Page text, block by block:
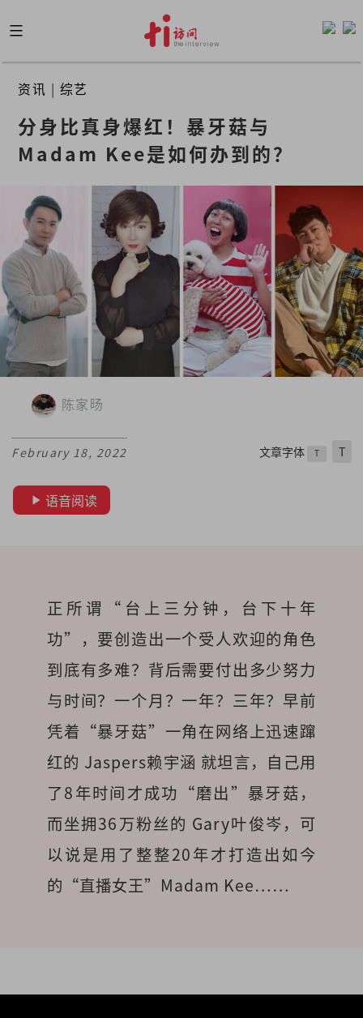
to
content
资讯 | 综艺
分身比真身爆红！暴牙菇与
Madam Kee是如何办到的？
陈家旸
February 18, 2022 文章字体 T T
语音阅读
正所谓“台上三分钟，台下十年
功”，要创造出一个受人欢迎的角色
到底有多难？背后需要付出多少努力
与时间？一个月？一年？三年？早前
凭着“暴牙菇”一角在网络上迅速蹿
红的 Jaspers赖宇涵 就坦言，自己用
了8年时间才成功“磨出”暴牙菇，
而坐拥36万粉丝的 Gary叶俊岑，可
以说是用了整整20年才打造出如今
的“直播女王”Madam Kee……